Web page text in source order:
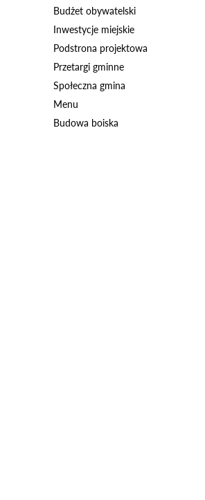
Budżet obywatelski
Inwestycje miejskie
Podstrona projektowa
Przetargi gminne
Społeczna gmina
Menu
Budowa boiska